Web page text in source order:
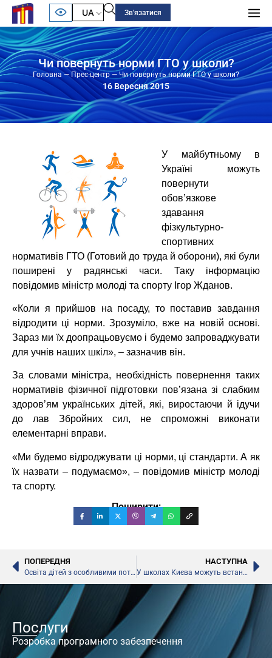
UA Зв'язатися
Чи повернуть норми ГТО у школи?
Головна—Прес-центр—Чи повернуть норми ГТО у школи?
16 Вересня 2015
У майбутньому в
Україні можуть
повернути
обов’язкове
здавання
фізкультурно-
спортивних
нормативів ГТО (Готовий до труда й оборони), які були
поширені у радянські часи. Таку інформацію
повідомив міністр молоді та спорту Ігор Жданов.
«Коли я прийшов на посаду, то поставив завдання
відродити ці норми. Зрозуміло, вже на новій основі.
Зараз ми їх доопрацьовуємо і будемо запроваджувати
для учнів наших шкіл», – зазначив він.
За словами міністра, необхідність повернення таких
нормативів фізичної підготовки пов’язана зі слабким
здоров’ям українських дітей, які, виростаючи й ідучи
до лав Збройних сил, не спроможні виконати
елементарні вправи.
«Ми будемо відроджувати ці норми, ці стандарти. А як
їх назвати – подумаємо», – повідомив міністр молоді
та спорту.
Поширити:
ПОПЕРЕДНЯ
Освіта дітей з особливими потребами
НАСТУПНА
У школах Києва можуть встановити камери відеоспостереження
Послуги
Розробка програмного забезпечення